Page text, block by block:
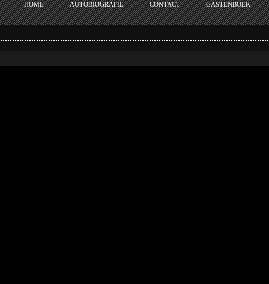
HOME AUTOBIOGRAFIE CONTACT GASTENBOEK